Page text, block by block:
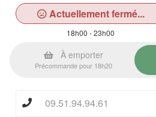
Actuellement fermé...
18h00 - 23h00
À emporter
Précommande pour 18h20
09.51.94.94.61